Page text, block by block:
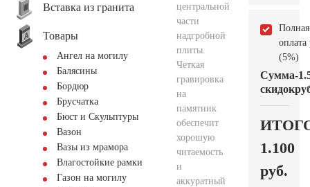
Вставка из гранита
Товары
Ангел на могилу
Балясины
Бордюр
Брусчатка
Бюст и Скульптуры
Вазон
Вазы из мрамора
Влагостойкие рамки
Газон на могилу
центральной
части
надгробной
плиты.
Четкая
гравировка
на
памятник
обеспечит
хорошую
читаемость
и
аккуратный
Полная
оплата
(5%)
Сумма
скидок
-
1.100
руб.